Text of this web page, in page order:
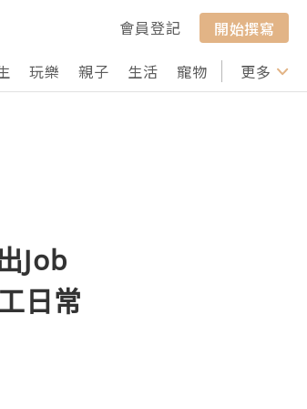
會員登記
開始撰寫
玩樂 親子 生活 寵物 行山 打卡
更多
Job
日常